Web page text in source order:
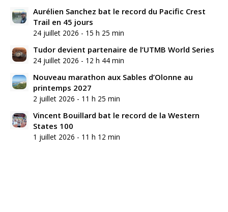
Aurélien Sanchez bat le record du Pacific Crest
Trail en 45 jours
24 juillet 2026 - 15 h 25 min
Tudor devient partenaire de l’UTMB World Series
24 juillet 2026 - 12 h 44 min
Nouveau marathon aux Sables d’Olonne au
printemps 2027
2 juillet 2026 - 11 h 25 min
Vincent Bouillard bat le record de la Western
States 100
1 juillet 2026 - 11 h 12 min